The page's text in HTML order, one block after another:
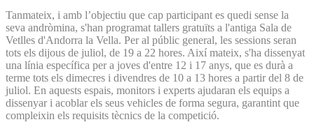
Tanmateix, i amb l’objectiu que cap participant es quedi sense la
seva andròmina, s'han programat tallers gratuïts a l'antiga Sala de
Vetlles d'Andorra la Vella. Per al públic general, les sessions seran
tots els dijous de juliol, de 19 a 22 hores. Així mateix, s'ha dissenyat
una línia específica per a joves d'entre 12 i 17 anys, que es durà a
terme tots els dimecres i divendres de 10 a 13 hores a partir del 8 de
juliol. En aquests espais, monitors i experts ajudaran els equips a
dissenyar i acoblar els seus vehicles de forma segura, garantint que
compleixin els requisits tècnics de la competició.